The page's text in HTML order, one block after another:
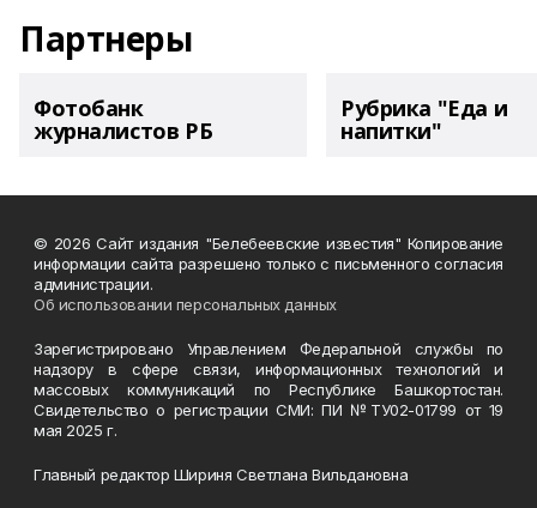
Партнеры
Фотобанк
журналистов РБ
Рубрика "Еда и
напитки"
© 2026 Сайт издания "Белебеевские известия" Копирование
информации сайта разрешено только с письменного согласия
администрации.
Об использовании персональных данных
Зарегистрировано Управлением Федеральной службы по
надзору в сфере связи, информационных технологий и
массовых коммуникаций по Республике Башкортостан.
Свидетельство о регистрации СМИ: ПИ №ТУ02-01799 от 19
мая 2025 г.
Главный редактор Шириня Светлана Вильдановна